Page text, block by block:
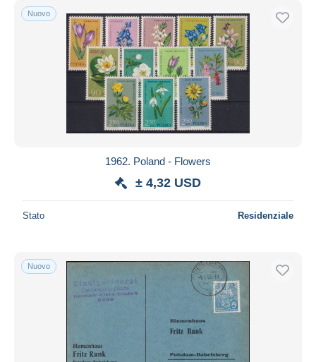
Nuovo
1962. Poland - Flowers
± 4,32 USD
Stato Residenziale
Nuovo